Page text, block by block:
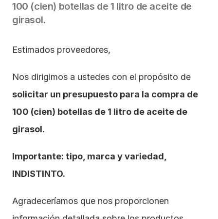
100 (cien) botellas de 1 litro de aceite de
girasol.
Estimados proveedores,
solicitar un presupuesto para la compra de
100 (cien) botellas de 1 litro de aceite de
girasol.
Importante: tipo, marca y variedad,
INDISTINTO.
Agradeceríamos que nos proporcionen